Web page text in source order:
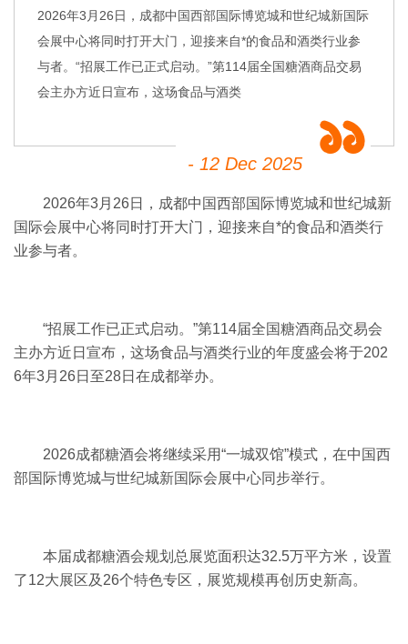
2026年3月26日，成都中国西部国际博览城和世纪城新国际
会展中心将同时打开大门，迎接来自*的食品和酒类行业参
与者。“招展工作已正式启动。”第114届全国糖酒商品交易
会主办方近日宣布，这场食品与酒类
- 12 Dec 2025
2026年3月 26日，成都中国西部国际博览城和世纪城新
国际会展中心将同时打开大门，迎接来自*的食品和酒类行
业参与者。
“招展工作已正式启动。”第114届全国糖酒商品交易会
主办方近日宣布，这场食品与酒类行业的年度盛会将于202
6年3月26日至28日在成都举办。
2026成都糖酒会将继续采用“一城双馆”模式，在中国西
部国际博览城与世纪城新国际会展中心同步举行。
本届成都糖酒会规划总展览面积达32.5万平方米，设置
了12大展区及26个特色专区，展览规模再创历史新高。